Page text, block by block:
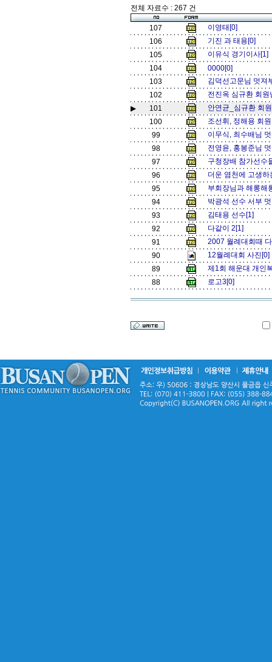
전체 자료수 : 267 건
107
이영태[0]
106
기진 과 태용[0]
105
이유식 경기이사[1]
104
0000[0]
103
김덕선고문님 멋
102
전진옥 심규환 회
▶
101
안연균_심규환 회
100
조선휘, 정해용 회
99
이무식, 최수배님
98
전영윤, 홍봉준님
97
구청장배 참가선
96
더운 염천에 고생
95
부회장님과 해롱
94
박광석 선수 서부
93
김태용 선수[1]
92
다같이 2[1]
91
2007 월례대회때
90
12월례대회 사진
89
제1회 해운대 개인
88
로고3[0]